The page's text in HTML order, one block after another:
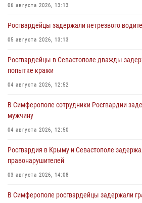
06 августа 2026, 13:13
Росгвардейцы задержали нетрезвого
05 августа 2026, 13:13
Росгвардейцы в Севастополе дважды
попытке кражи
04 августа 2026, 12:52
В Симферополе сотрудники Росгвардии
мужчину
04 августа 2026, 12:50
Росгвардия в Крыму и Севастополе
правонарушителей
03 августа 2026, 14:08
В Симферополе росгвардейцы задержали